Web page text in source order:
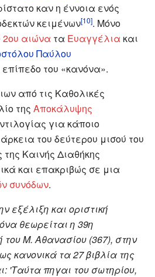
καν η έννοια ενός
κειμένων[10]. Μόνο
2ου αιώνα τα Ευαγγέλια και
Παύλου
του «κανόνα».
από τις Καθολικές
της Αποκάλυψης
για κάποιο
του δεύτερου μισού του
της Καινής Διαθήκης
και επακριβώς σε μια
συνόδων.
εξέλιξη και οριστική
θεωρείται η 39η
του Μ. Αθανασίου (367), στην
κανονικά τα 27 βιβλία της
'Ταύτα πηγαι του σωτηρίου,